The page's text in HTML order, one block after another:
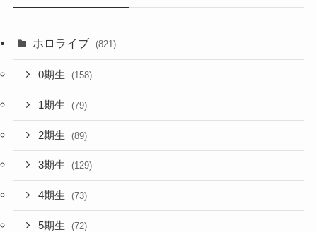
ホロライブ (821)
0期生 (158)
1期生 (79)
2期生 (89)
3期生 (129)
4期生 (73)
5期生 (72)